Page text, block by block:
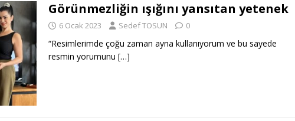
Görünmezliğin ışığını yansıtan yetenek
6 Ocak 2023 Sedef TOSUN 0
“Resimlerimde çoğu zaman ayna kullanıyorum ve bu sayede
resmin yorumunu […]